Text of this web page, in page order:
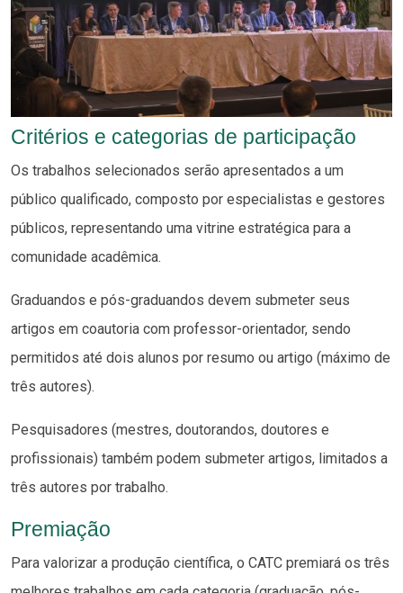
Critérios e categorias de participação
Os trabalhos selecionados serão apresentados a um
público qualificado, composto por especialistas e gestores
públicos, representando uma vitrine estratégica para a
comunidade acadêmica.
Graduandos e pós-graduandos devem submeter seus
artigos em coautoria com professor-orientador, sendo
permitidos até dois alunos por resumo ou artigo (máximo de
três autores).
Pesquisadores (mestres, doutorandos, doutores e
profissionais) também podem submeter artigos, limitados a
três autores por trabalho.
Premiação
Para valorizar a produção científica, o CATC premiará os três